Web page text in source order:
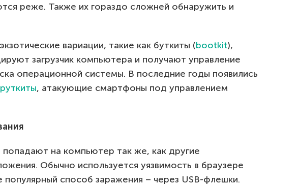
реже. Также их гораздо сложней обнаружить и
вариации, такие как буткиты (bootkit),
загрузчик компьютера и получают управление
операционной системы. В последние годы появились
, атакующие смартфоны под управлением
попадают на компьютер так же, как другие
Обычно используется уязвимость в браузере
популярный способ заражения – через USB-флешки.